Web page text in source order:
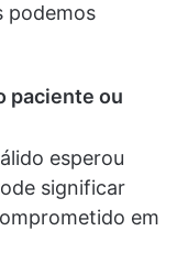
podemos
paciente ou
esperou
significar
em